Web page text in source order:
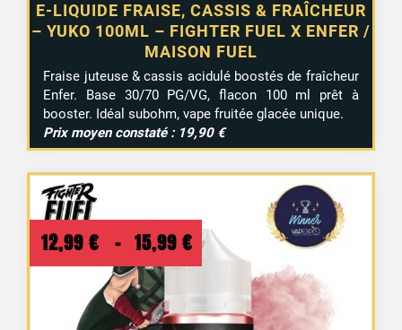
E-LIQUIDE FRAISE, CASSIS & FRAÎCHEUR
– YUKO 100ML – FIGHTER FUEL X ENFER /
MAISON FUEL
Fraise juteuse & cassis acidulé boostés de fraîcheur
Enfer. Base 30/70 PG/VG, flacon 100 ml prêt à
booster. Idéal subohm, vape fruitée glacée unique.
Prix moyen constaté : 19,90 €
12,99 € – 15,99 € Plage
de
prix :